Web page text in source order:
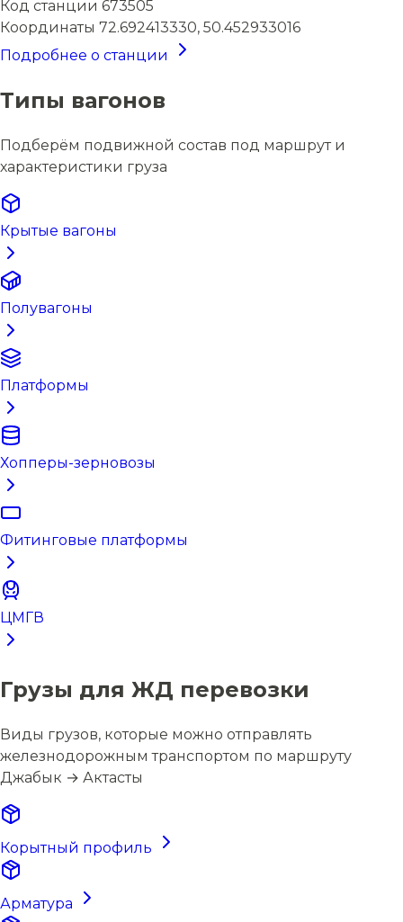
Код станции 673505
Координаты 72.692413330, 50.452933016
Подробнее о станции
Типы вагонов
Подберём подвижной состав под маршрут и
характеристики груза
Крытые вагоны
Полувагоны
Платформы
Хопперы-зерновозы
Фитинговые платформы
ЦМГВ
Грузы для ЖД перевозки
Виды грузов, которые можно отправлять
железнодорожным транспортом по маршруту
Джабык → Актасты
Корытный профиль
Арматура